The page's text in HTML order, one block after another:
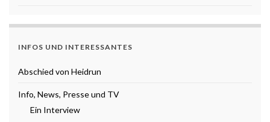
INFOS UND INTERESSANTES
Abschied von Heidrun
Info, News, Presse und TV
Ein Interview